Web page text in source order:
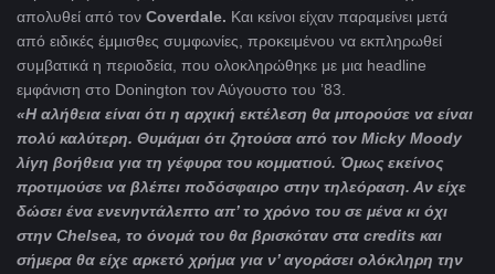
απολυθεί από τον Coverdale. Και κείνοι είχαν παραμείνει μετά
από ειδικές έμμισθες συμφωνίες, προκειμένου να εκπληρωθεί
συμβατικά η περιοδεία, που ολοκληρώθηκε με μια headline
εμφάνιση στο Donington τον Αύγουστο του ’83.
«Η αλήθεια είναι ότι η αρχική εκτέλεση θα μπορούσε να είναι
πολύ καλύτερη. Θυμάμαι ότι ζητούσα από τον Micky Moody
λίγη βοήθεια για τη γέφυρα του κομματιού. Όμως εκείνος
προτιμούσε να βλέπει ποδόσφαιρο στην τηλεόραση. Αν είχε
δώσει ένα ενενηντάλεπτο απ’ το χρόνο του σε μένα κι όχι
στην Chelsea, το όνομά του θα βρισκόταν στα credits και
σήμερα θα είχε αρκετό χρήμα για ν’ αγοράσει ολόκληρη την